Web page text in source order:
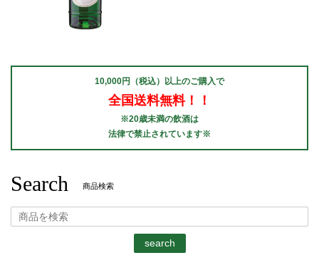
10,000円（税込）以上のご購入で
全国送料無料！！
※20歳未満の飲酒は
法律で禁止されています※
Search 商品検索
search